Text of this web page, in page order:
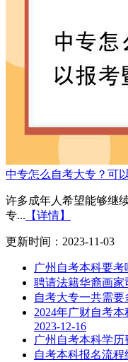
中专怎么自考大专？可
许多成年人希望能够继
专... 【详情】
更新时间：2023-11-03
广州自考本科要考
聘请法籍华裔画
自考大专一共需要
2024年广财自考
2023-12-16
广州自考本科学
自考本科报名流程